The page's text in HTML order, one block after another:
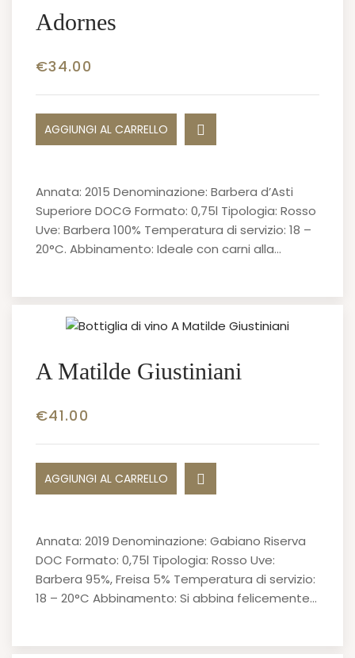
Adornes
€34.00
AGGIUNGI AL CARRELLO
Annata: 2015 Denominazione: Barbera d’Asti
Superiore DOCG Formato: 0,75l Tipologia: Rosso
Uve: Barbera 100% Temperatura di servizio: 18 –
20°C. Abbinamento: Ideale con carni alla…
A Matilde Giustiniani
€41.00
AGGIUNGI AL CARRELLO
Annata: 2019 Denominazione: Gabiano Riserva
DOC Formato: 0,75l Tipologia: Rosso Uve:
Barbera 95%, Freisa 5% Temperatura di servizio:
18 – 20°C Abbinamento: Si abbina felicemente…